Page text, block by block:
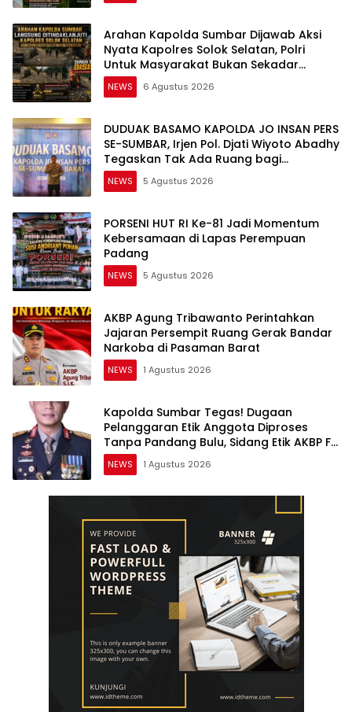
Arahan Kapolda Sumbar Dijawab Aksi
Nyata Kapolres Solok Selatan, Polri
Untuk Masyarakat Bukan Sekadar
Slogan
NEWS 6 Agustus 2026
DUDUAK BASAMO KAPOLDA JO INSAN PERS
SE-SUMBAR, Irjen Pol. Djati Wiyoto Abadhy
Tegaskan Tak Ada Ruang bagi
Pelanggar Hukum di Internal Polri
NEWS 5 Agustus 2026
PORSENI HUT RI Ke-81 Jadi Momentum
Kebersamaan di Lapas Perempuan
Padang
NEWS 5 Agustus 2026
AKBP Agung Tribawanto Perintahkan
Jajaran Persempit Ruang Gerak Bandar
Narkoba di Pasaman Barat
NEWS 1 Agustus 2026
Kapolda Sumbar Tegas! Dugaan
Pelanggaran Etik Anggota Diproses
Tanpa Pandang Bulu, Sidang Etik AKBP F
Dipercepat
NEWS 1 Agustus 2026